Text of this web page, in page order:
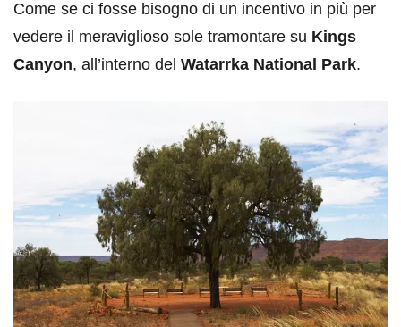
Come se ci fosse bisogno di un incentivo in più per
vedere il meraviglioso sole tramontare su Kings
Canyon, all’interno del Watarrka National Park.